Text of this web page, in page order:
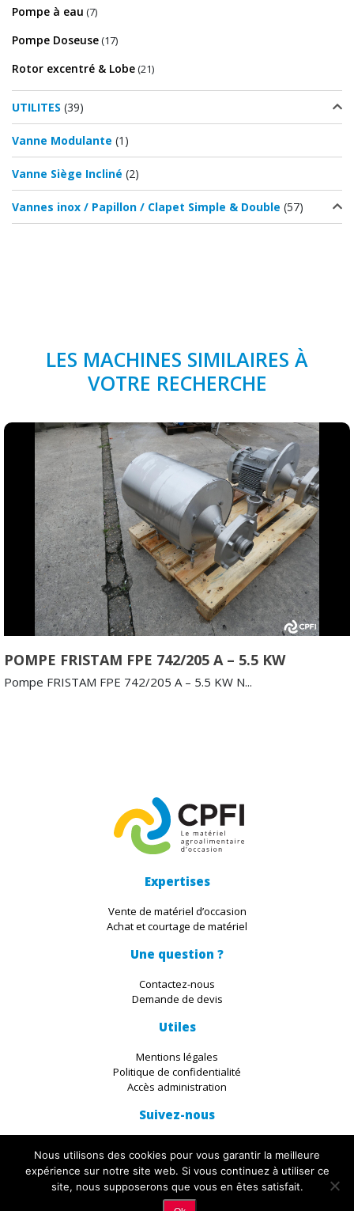
Pompe à eau (7)
Pompe Doseuse(17)
Rotor excentré & Lobe(21)
UTILITES (39)
Vanne Modulante (1)
Vanne Siège Incliné (2)
Vannes inox / Papillon / Clapet Simple & Double (57)
LES MACHINES SIMILAIRES À
VOTRE RECHERCHE
POMPE FRISTAM FPE 742/205 A – 5.5 KW
Pompe FRISTAM FPE 742/205 A – 5.5 KW N...
Expertises
Vente de matériel d’occasion
Achat et courtage de matériel
Une question ?
Contactez-nous
Demande de devis
Utiles
Mentions légales
Politique de confidentialité
Accès administration
Suivez-nous
© 2019 IKADIA. All Rights Reserved. Découvrez les servives du
Nous utilisons des cookies pour vous garantir la meilleure
expérience sur notre site web. Si vous continuez à utiliser ce
site, nous supposerons que vous en êtes satisfait.